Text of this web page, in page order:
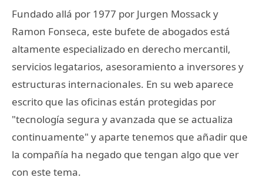
Fundado allá por 1977 por Jurgen Mossack y
Ramon Fonseca, este bufete de abogados está
altamente especializado en derecho mercantil,
servicios legatarios, asesoramiento a inversores y
estructuras internacionales. En su web aparece
escrito que las oficinas están protegidas por
"tecnología segura y avanzada que se actualiza
continuamente" y aparte tenemos que añadir que
la compañía ha negado que tengan algo que ver
con este tema.